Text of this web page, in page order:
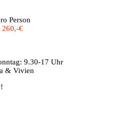
Person
260,-€
9.30-17 Uhr
& Vivien
!